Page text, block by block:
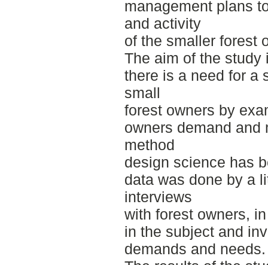
management plans
and activity
of the smaller forest
The aim of the study
there is a need for a
small
forest owners by
owners demand and
method
design science has
data was done by a
interviews
with forest owners,
in the subject and
demands and needs.